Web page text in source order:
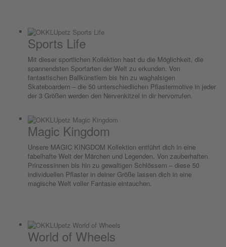
Sports Life
Mit dieser sportlichen Kollektion hast du die Möglichkeit, die
spannendsten Sportarten der Welt zu erkunden. Von
fantastischen Ballkünstlern bis hin zu waghalsigen
Skateboardern – die 50 unterschiedlichen Pflastermotive in jeder
der 3 Größen werden den Nervenkitzel in dir hervorrufen.
Magic Kingdom
Unsere MAGIC KINGDOM Kollektion entführt dich in eine
fabelhafte Welt der Märchen und Legenden. Von zauberhaften
Prinzessinnen bis hin zu gewaltigen Schlössern – diese 50
individuellen Pflaster in deiner Größe lassen dich in eine
magische Welt voller Fantasie eintauchen.
World of Wheels